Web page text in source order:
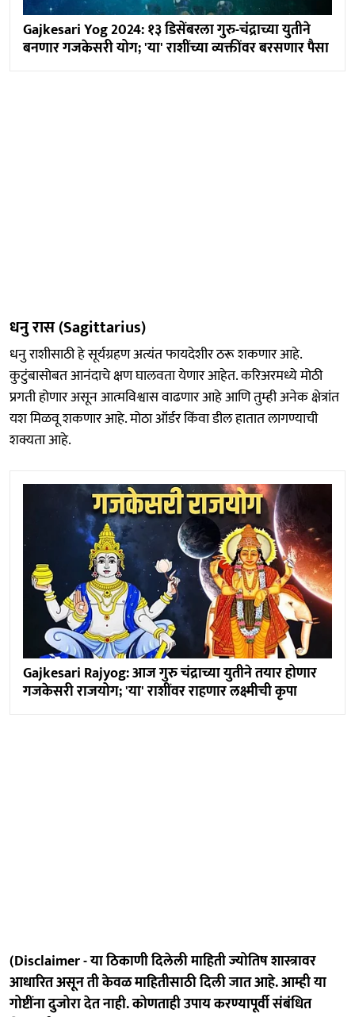
Gajkesari Yog 2024: १३ डिसेंबरला गुरु-चंद्राच्या युतीने
बनणार गजकेसरी योग; 'या' राशींच्या व्यक्तींवर बरसणार पैसा
धनु रास (Sagittarius)
धनु राशीसाठी हे सूर्यग्रहण अत्यंत फायदेशीर ठरू शकणार आहे.
कुटुंबासोबत आनंदाचे क्षण घालवता येणार आहेत. करिअरमध्ये मोठी
प्रगती होणार असून आत्मविश्वास वाढणार आहे आणि तुम्ही अनेक क्षेत्रांत
यश मिळवू शकणार आहे. मोठा ऑर्डर किंवा डील हातात लागण्याची
शक्यता आहे.
Gajkesari Rajyog: आज गुरु चंद्राच्या युतीने तयार होणार
गजकेसरी राजयोग; 'या' राशींवर राहणार लक्ष्मीची कृपा
(Disclaimer - या ठिकाणी दिलेली माहिती ज्योतिष शास्त्रावर
आधारित असून ती केवळ माहितीसाठी दिली जात आहे. आम्ही या
गोष्टींना दुजोरा देत नाही. कोणताही उपाय करण्यापूर्वी संबंधित